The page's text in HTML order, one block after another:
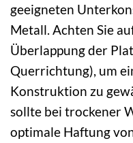
geeigneten
Metall. Achten Sie
Überlappung der
Querrichtung), um
Konstruktion zu
sollte bei trockener
optimale Haftung